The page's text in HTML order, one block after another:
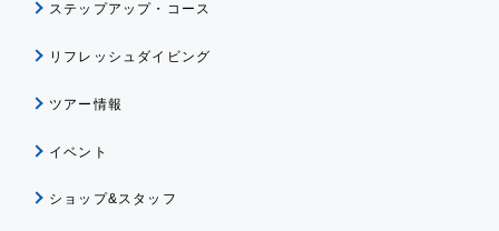
ステップアップ・コース
リフレッシュダイビング
ツアー情報
イベント
ショップ&スタッフ